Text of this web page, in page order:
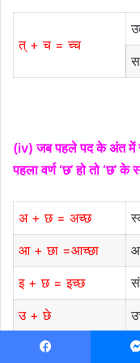
त् + च = च्च
(iv) जब पहले पद के अंत में
पहला वर्ण ‘छ’ हो तो ‘छ’
अ + छ = अच्छ
आ + छा =आच्छा
इ + छ = इच्छ
उ + छे